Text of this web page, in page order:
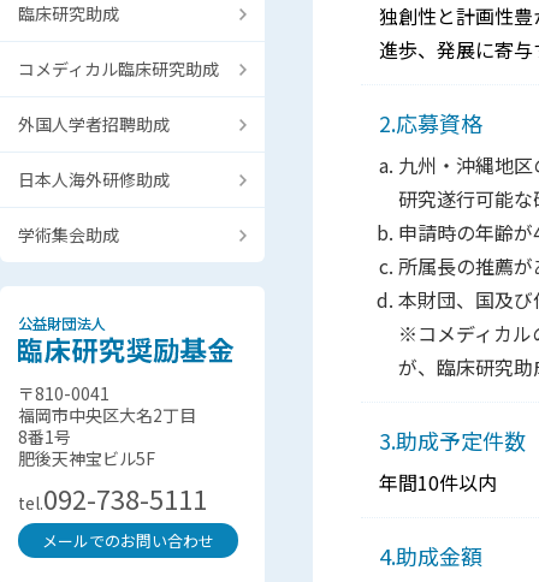
臨床研究助成
コメディカル臨床研究助成
外国人学者招聘助成
日本人海外研修助成
学術集会助成
〒810-0041
福岡市中央区大名2丁目
8番1号
肥後天神宝ビル5F
tel.092-738-5111
メールでのお問い合わせ
独創性と計画性
進歩、発展に寄
2.応募資格
九州・沖縄地
研究遂行可能な
申請時の年齢
所属長の推薦が
本財団、国及
※コメディカル
が、臨床研究
3.助成予定件数
年間10件以内
4.助成金額